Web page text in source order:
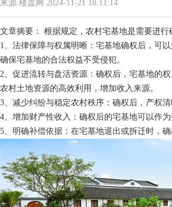
来源:楼盘网 2024-11-21 18:11:14
文章摘要： 根据规定，农村宅基地是需要进
1、法律保障与权属明晰：宅基地确权后，可
确保宅基地的合法权益不受侵犯。
2、促进流转与盘活资源：确权后，宅基地的
农村土地资源的高效利用，增加收入来源。
3、减少纠纷与稳定农村秩序：确权后，产权
4、增加财产性收入：确权后的宅基地可以作
5、明确补偿依据：在宅基地退出或拆迁时，